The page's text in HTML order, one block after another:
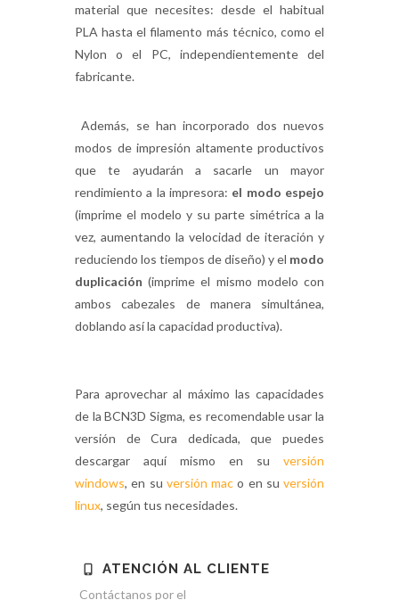
material que necesites: desde el habitual
PLA hasta el filamento más técnico, como el
Nylon o el PC, independientemente del
fabricante.
Además, se han incorporado dos nuevos
modos de impresión altamente productivos
que te ayudarán a sacarle un mayor
rendimiento a la impresora: el modo espejo
(imprime el modelo y su parte simétrica a la
vez, aumentando la velocidad de iteración y
reduciendo los tiempos de diseño) y el modo
duplicación (imprime el mismo modelo con
ambos cabezales de manera simultánea,
doblando así la capacidad productiva).
Para aprovechar al máximo las capacidades
de la BCN3D Sigma, es recomendable usar la
versión de Cura dedicada, que puedes
descargar aquí mismo en su versión
windows, en su versión mac o en su versión
linux, según tus necesidades.
ATENCIÓN AL CLIENTE
Contáctanos por el